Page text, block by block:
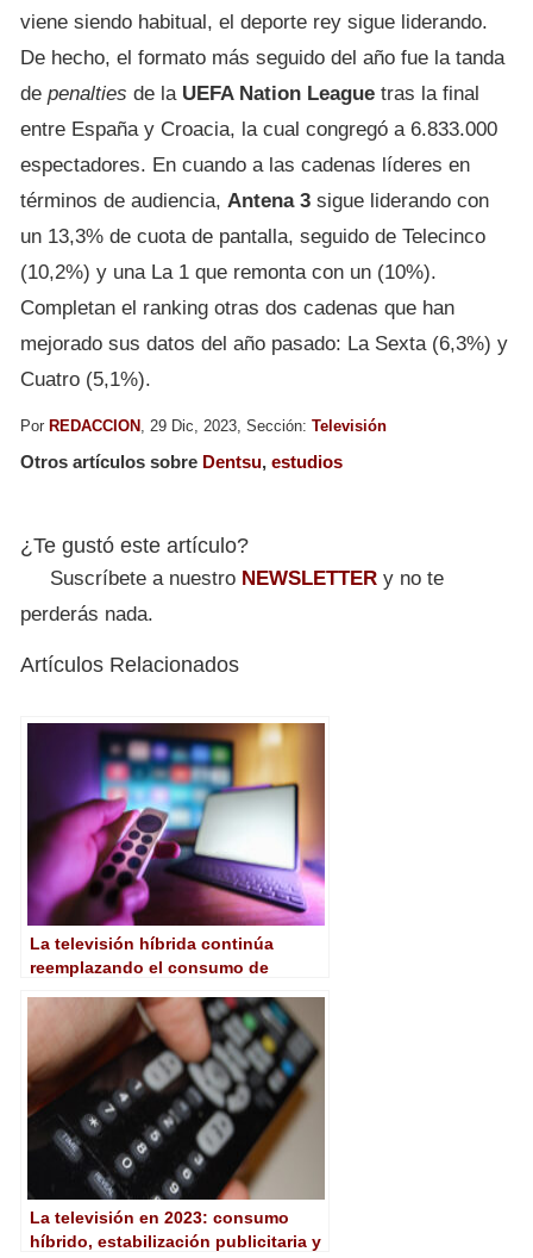
viene siendo habitual, el deporte rey sigue liderando.
De hecho, el formato más seguido del año fue la tanda
de penalties de la UEFA Nation League tras la final
entre España y Croacia, la cual congregó a 6.833.000
espectadores. En cuando a las cadenas líderes en
términos de audiencia, Antena 3 sigue liderando con
un 13,3% de cuota de pantalla, seguido de Telecinco
(10,2%) y una La 1 que remonta con un (10%).
Completan el ranking otras dos cadenas que han
mejorado sus datos del año pasado: La Sexta (6,3%) y
Cuatro (5,1%).
Por REDACCION , 29 Dic, 2023, Sección: Televisión
Otros artículos sobre Dentsu, estudios
¿Te gustó este artículo?
Suscríbete a nuestro NEWSLETTER y no te
perderás nada.
Artículos Relacionados
La televisión híbrida continúa
reemplazando el consumo de
La televisión en 2023: consumo
híbrido, estabilización publicitaria y